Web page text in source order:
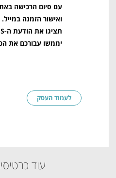
עם סיום הרכישה
ואישור הזמנה
יממשו עבורכם את
לעמוד העסק
עוד